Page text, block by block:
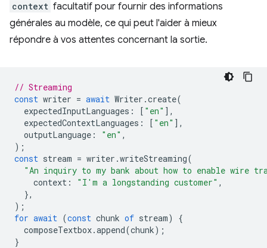
context facultatif pour fournir des informations
générales au modèle, ce qui peut l'aider à mieux
répondre à vos attentes concernant la sortie.
// Streaming
const writer = await Writer .create(
expectedInputLanguages : [ "en" ],
expectedContextLanguages : [ "en" ],
outputLanguage : "en" ,
);
const stream = writer .writeStreaming(
"An inquiry to my bank about how to enable wire
context : "I'm a longstanding customer" ,
},
);
for await (const chunk of stream)
{
composeTextbox.append(chunk);
}